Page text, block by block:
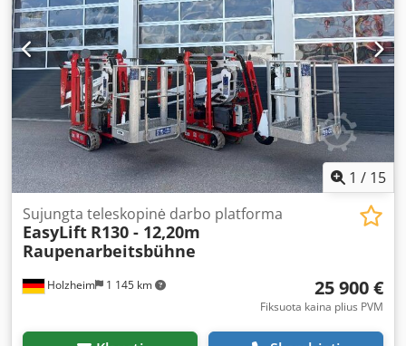
už gamyklines kainas, tokios, kokios yra („AS-IS“ būklės), be
jokių garantijų. (žr. mūsų bendrąsias sąlygas) Norėdami
apžiūrėti ir/arba atlikti bandomąjį važiavimą, galite
susitarti dėl susitikimo. Prieš atvykdami paskambinkite,
nes mes ne visada esame vietoje. „Van de Wert Trading
B.V.“ Bedrijfsstraat 3 5391 LR Nuland
1 / 15
Holzheim 1 145 km
Sujungta teleskopinė darbo platforma
EasyLift R130 - 12,20m
Raupenarbeitsbühne
25 900 €
Fiksuota kaina plius PVM